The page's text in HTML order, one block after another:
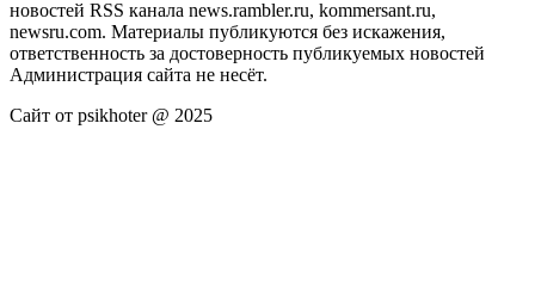
новостей RSS канала news.rambler.ru, kommersant.ru,
newsru.com. Материалы публикуются без искажения,
ответственность за достоверность публикуемых новостей
Администрация сайта не несёт.
Сайт от psikhoter @ 2025